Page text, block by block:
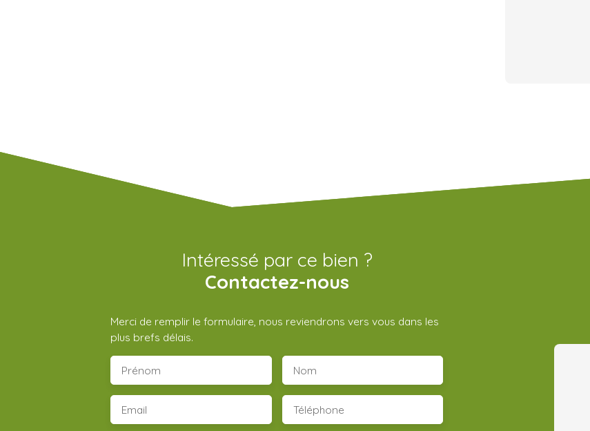
Intéressé par ce bien ?
Contactez-nous
Merci de remplir le formulaire, nous reviendrons vers vous dans les
plus brefs délais.
Prénom Nom
Email Téléphone